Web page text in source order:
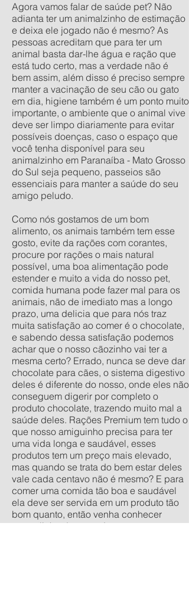
Agora vamos falar de saúde pet? Não
adianta ter um animalzinho de estimação
e deixa ele jogado não é mesmo? As
pessoas acreditam que para ter um
animal basta dar-lhe água e ração que
está tudo certo, mas a verdade não é
bem assim, além disso é preciso sempre
manter a vacinação de seu cão ou gato
em dia, higiene também é um ponto muito
importante, o ambiente que o animal vive
deve ser limpo diariamente para evitar
possíveis doenças, caso o espaço que
você tenha disponível para seu
animalzinho em Paranaíba - Mato Grosso
do Sul seja pequeno, passeios são
essenciais para manter a saúde do seu
amigo peludo.
Como nós gostamos de um bom
alimento, os animais também tem esse
gosto, evite da rações com corantes,
procure por rações o mais natural
possível, uma boa alimentação pode
estender e muito a vida do nosso pet,
comida humana pode fazer mal para os
animais, não de imediato mas a longo
prazo, uma delicia que para nós traz
muita satisfação ao comer é o chocolate,
e sabendo dessa satisfação podemos
achar que o nosso cãozinho vai ter a
mesma certo? Errado, nunca se deve dar
chocolate para cães, o sistema digestivo
deles é diferente do nosso, onde eles não
conseguem digerir por completo o
produto chocolate, trazendo muito mal a
saúde deles. Rações Premium tem tudo o
que nosso amiguinho precisa para ter
uma vida longa e saudável, esses
produtos tem um preço mais elevado,
mas quando se trata do bem estar deles
vale cada centavo não é mesmo? E para
comer uma comida tão boa e saudável
ela deve ser servida em um produto tão
bom quanto, então venha conhecer
nossa linha de comedouros